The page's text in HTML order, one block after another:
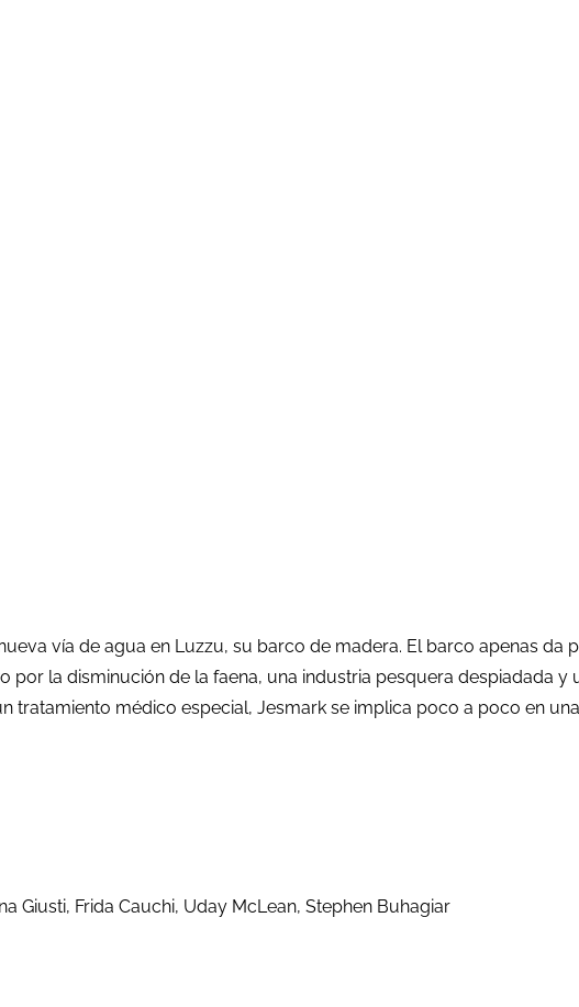
vía de agua en Luzzu, su barco de madera. El barco apenas
por la disminución de la faena, una industria pesquera despiadada
tratamiento médico especial, Jesmark se implica poco a poco en
Giusti, Frida Cauchi, Uday McLean, Stephen Buhagiar